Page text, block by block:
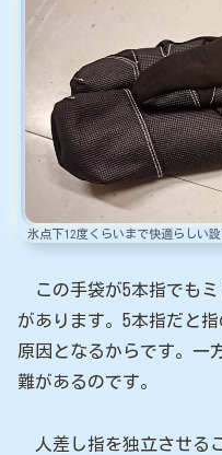
氷点下12度くらいまで快適らしい設
この手袋が5本指でもミ
があります。5本指だと
原因となるからです。一
難があるのです。
人差し指を独立させる